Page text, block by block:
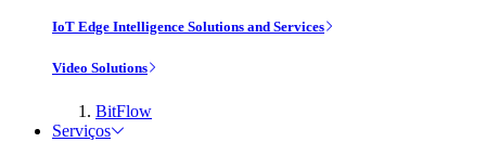
IoT Edge Intelligence Solutions and Services
Video Solutions
BitFlow
Serviços